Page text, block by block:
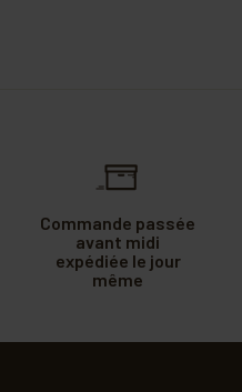
Commande passée
avant midi
expédiée le jour
même